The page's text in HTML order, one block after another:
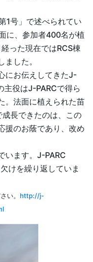
1号」で述べられてい
に、参加者400名が植
った現在ではRCS棟
した。
にお伝えしてきたJ-
主役はJ-PARCで得ら
。法面に植えられた苗
長できたのは、この
援のお蔭であり、改め
います。J-PARC
けを繰り返していま
い。 http://j-